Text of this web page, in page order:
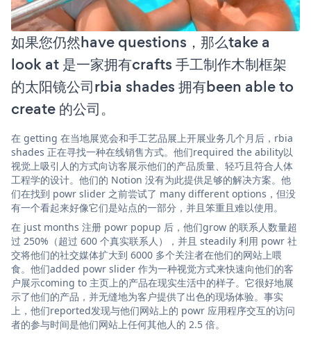
如果您仍然have questions，那么take a
look at 是一家拥有crafts 手工制作木制框架
的太阳镜公司rbia shades 拥有been able to
create 的公司。
在 getting 在当地展览会和手工艺品展上开展业务几个月后，rbia
shades 正在寻找一种在线销售方式。他们required the ability以
视觉上吸引人的方式向访客展示他们的产品质量、轻巧且符合人体
工程学的设计。他们的 Notion 没有为此提供足够的解决方案。他
们在找到 powr slider 之前尝试了 many different options，但没
有一个看起来好像它们是站点的一部分，并且笨重且难以使用。
在 just months 注册 powr popup 后，他们grow 的联系人数量超
过 250%（超过 600 个真实联系人），并且 steadily 利用 powr 社
交将他们的社交媒体扩大到 6000 多个关注者在他们的网站上喂
食。他们added powr slider 作为一种视觉方式来快速向他们的客
户展示coming to 主页上的产品在现实生活中的样子。它很好地展
示了他们的产品，并无缝地为客户提供了出色的现场体验。事实
上，他们reported发现与他们网站上的 powr 应用程序交互的访问
者的参与时间是他们网站上任何其他人的 2.5 倍。